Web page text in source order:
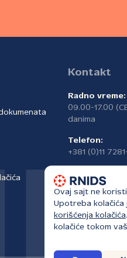
Kontakt
Radno vreme:
09.00-17.00
danima
Telefon:
+381 (0)11
Ovaj sajt ne
Upotreba kolačića
korišćenja kolačića
kolačiće tokom